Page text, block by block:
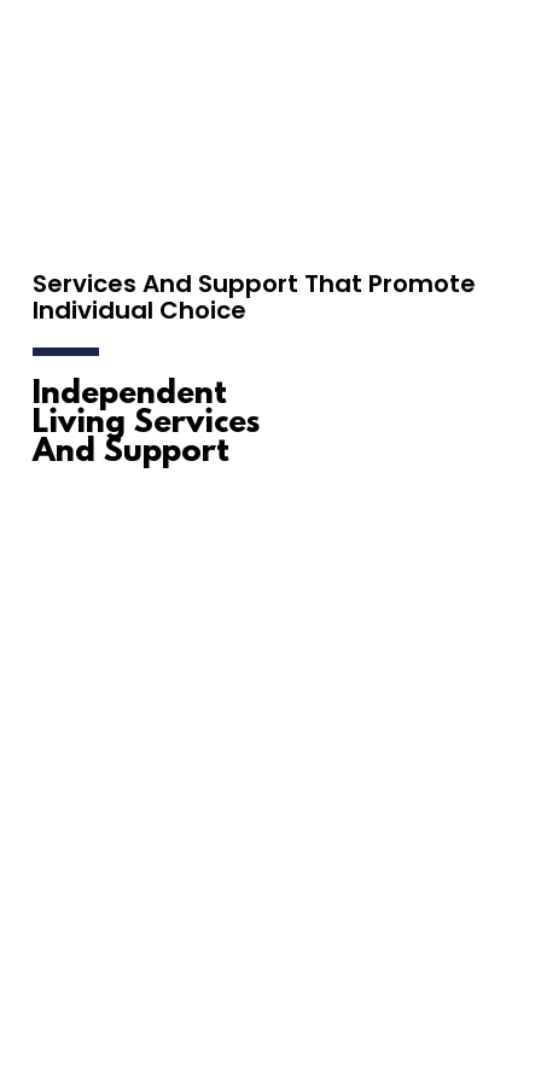
Services And Support That Promote
Individual Choice
Independent
Living Services
And Support